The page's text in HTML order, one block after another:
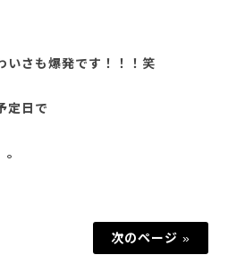
いさも爆発です！！！笑
定日で
次のページ »